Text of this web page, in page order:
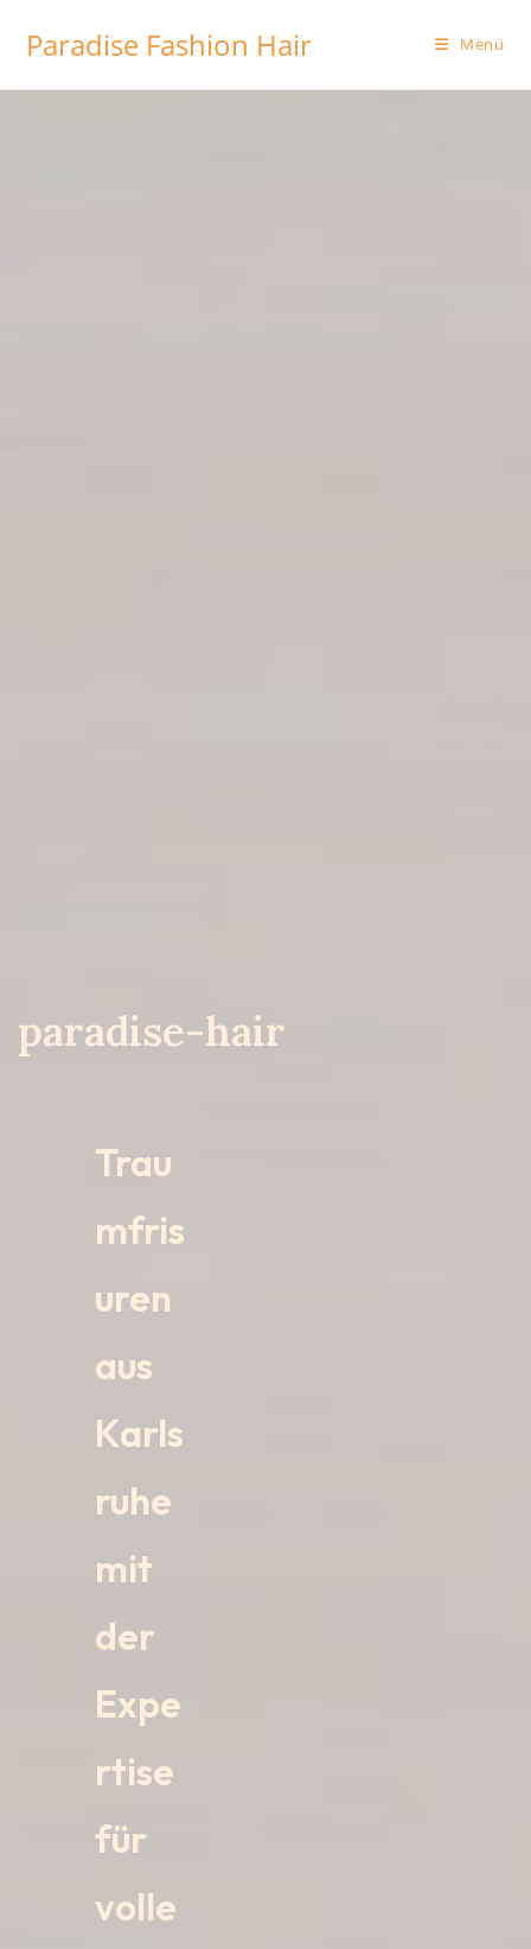
Paradise Fashion Hair Menü
paradise-hair
Trau
mfris
uren
aus
Karls
ruhe
mit
der
Expe
rtise
für
volle